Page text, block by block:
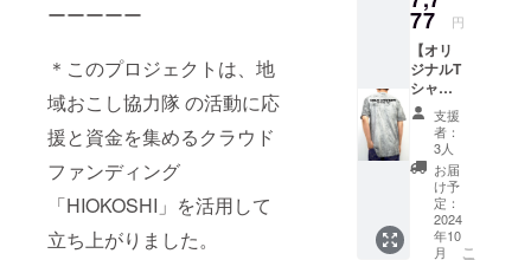
ーーーーー
＊このプロジェクトは、地
域おこし協力隊 の活動に応
援と資金を集めるクラウド
ファンディング
「HIOKOSHI」を活用して
立ち上がりました。
員が心
を込め
て書か
せてい
ただき
ます！
メン
バーは
ランダ
ムです
ので、
お楽し
みにお
ム和
み）」
メン
バーで
行わせ
ていた
だきま
す！
（学生
メン
バーは
ランダ
ちゃ
ん」オ
リジナ
ルシー
ル6枚
set（非
売品）
をお送
りさせ
ていた
だきま
す！ 今
回の為
77 円
【オリ
ジナルT
シャ
ツ】
「和
（なご
み）」
チーム
のオリ
ジナルT
シャツ
支援
者：
3人
お届
け予
定：
2024
年10
月
こ